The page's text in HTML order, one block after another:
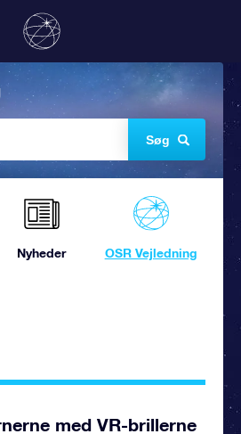
Søg
Nyheder OSR Vejledning
med VR-brillerne